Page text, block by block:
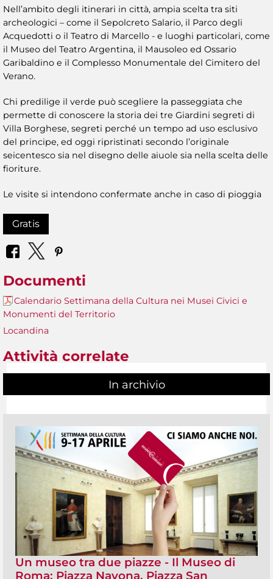
Nell’ambito degli itinerari in città, ampia scelta tra siti
archeologici – come il Sepolcreto Salario, il Parco degli
Acquedotti o il Teatro di Marcello - e luoghi particolari, come
il Museo del Teatro Argentina, il Mausoleo ed Ossario
Garibaldino e il Complesso Monumentale del Cimitero del
Verano.
Chi predilige il verde può scegliere la passeggiata che
permette di conoscere la storia dei tre Giardini segreti di
Villa Borghese, segreti perché un tempo ad uso esclusivo
del principe, ed oggi ripristinati secondo l’originale
seicentesco sia nel disegno delle aiuole sia nella scelta delle
fioriture.
Le visite si intendono confermate anche in caso di pioggia
Gratis
Documenti
Calendario Settimana della Cultura nei Musei Civici e
Monumenti del Territorio
Locandina
Attività correlate
In archivio
Un museo tra due piazze - Il Museo di
Roma: Piazza Navona, Piazza San